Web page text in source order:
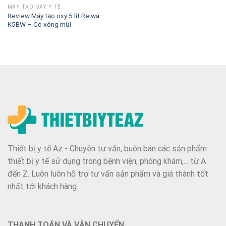
MÁY TẠO OXY Y TẾ
Review Máy tạo oxy 5 lít Reiwa
K5BW – Có xông mũi
Thiết bị y tế Az - Chuyên tư vấn, buôn bán các sản phẩm
thiết bị y tế sử dụng trong bệnh viện, phòng khám,... từ A
đến Z. Luôn luôn hỗ trợ tư vấn sản phẩm và giá thành tốt
nhất tới khách hàng.